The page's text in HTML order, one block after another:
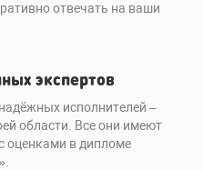
отвечать на ваши
экспертов
исполнителей –
области. Все они имеют
оценками в дипломе